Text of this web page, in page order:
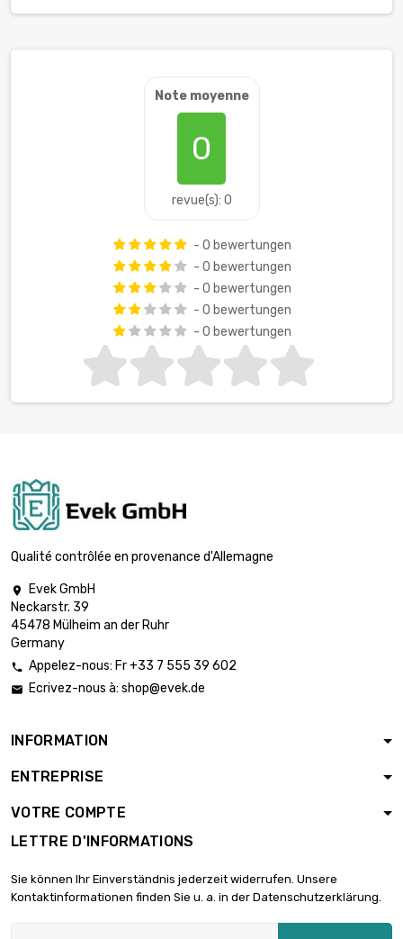
Note moyenne
0
revue(s): 0
- 0 bewertungen
- 0 bewertungen
- 0 bewertungen
- 0 bewertungen
- 0 bewertungen
Qualité contrôlée en provenance d'Allemagne

Evek GmbH
Neckarstr. 39
45478 Mülheim an der Ruhr
Germany
 Appelez-nous: Fr +33 7 555 39 602
 Ecrivez-nous à: shop@evek.de
INFORMATION
ENTREPRISE
VOTRE COMPTE
LETTRE D'INFORMATIONS
Sie können Ihr Einverständnis jederzeit widerrufen. Unsere
Kontaktinformationen finden Sie u. a. in der Datenschutzerklärung.